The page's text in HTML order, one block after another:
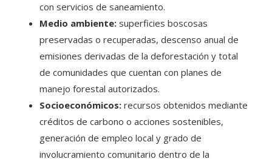
con servicios de saneamiento.
Medio ambiente: superficies boscosas
preservadas o recuperadas, descenso anual de
emisiones derivadas de la deforestación y total
de comunidades que cuentan con planes de
manejo forestal autorizados.
Socioeconómicos: recursos obtenidos mediante
créditos de carbono o acciones sostenibles,
generación de empleo local y grado de
involucramiento comunitario dentro de la